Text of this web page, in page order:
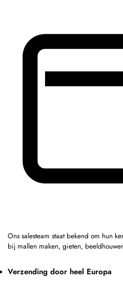
Ons salesteam staat bekend om hun
bij mallen maken, gieten,
Verzending door heel Europa